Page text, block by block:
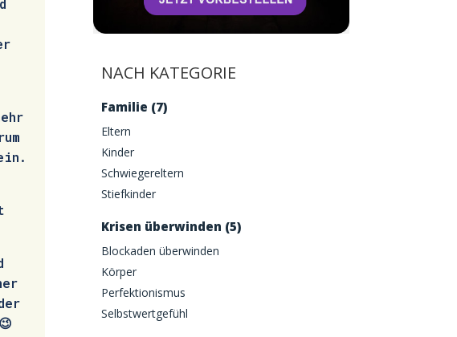
NACH KATEGORIE
Familie (7)
Eltern
Kinder
Schwiegereltern
Stiefkinder
Krisen überwinden (5)
Blockaden überwinden
Körper
Perfektionismus
Selbstwertgefühl